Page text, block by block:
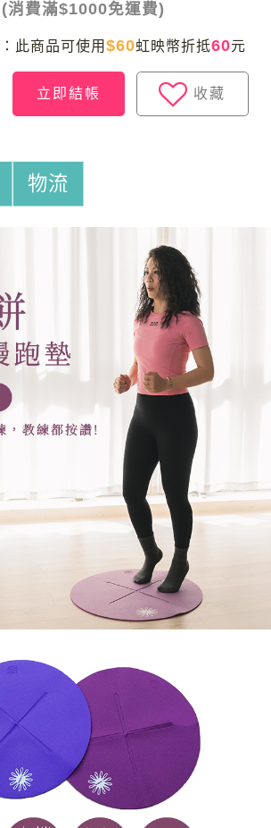
(消費滿$1000免運費)
： 此商品可使用 $60虹映幣折抵60元
立即結帳 收藏
物流